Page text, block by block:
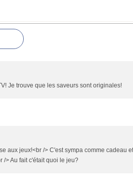
Je trouve que les saveurs sont originales!
aux jeux!<br /> C'est sympa comme cadeau
/> Au fait c'était quoi le jeu?